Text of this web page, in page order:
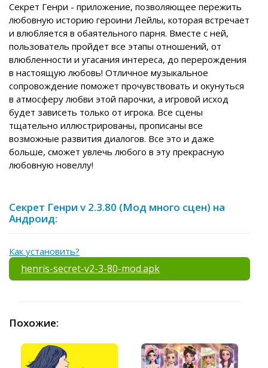
Секрет Генри - приложение, позволяющее пережить
любовную историю героини Лейлы, которая встречает
и влюбляется в обаятельного парня. Вместе с ней,
пользователь пройдет все этапы отношений, от
влюбленности и угасания интереса, до перерождения
в настоящую любовь! Отличное музыкальное
сопровождение поможет прочувствовать и окунуться
в атмосферу любви этой парочки, а игровой исход
будет зависеть только от игрока. Все сцены
тщательно иллюстрированы, прописаны все
возможные развития диалогов. Все это и даже
больше, сможет увлечь любого в эту прекрасную
любовную новеллу!
Секрет Генри v 2.3.80 (Мод много сцен) на
Андроид:
Как установить?
henris-secret-v2-3-80-mod.apk
Похожие: